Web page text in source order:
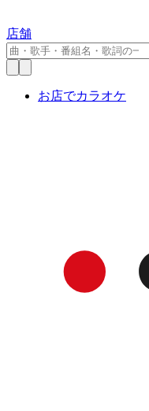
店舗
お店でカラオケ